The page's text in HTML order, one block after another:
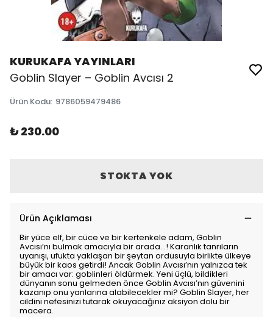
KURUKAFA YAYINLARI
Goblin Slayer – Goblin Avcısı 2
Ürün Kodu: 9786059479486
₺ 230.00
STOKTA YOK
Ürün Açıklaması
Bir yüce elf, bir cüce ve bir kertenkele adam, Goblin
Avcısı’nı bulmak amacıyla bir arada...! Karanlık tanrıların
uyanışı, ufukta yaklaşan bir şeytan ordusuyla birlikte ülkeye
büyük bir kaos getirdi! Ancak Goblin Avcısı’nın yalnızca tek
bir amacı var: goblinleri öldürmek. Yeni üçlü, bildikleri
dünyanın sonu gelmeden önce Goblin Avcısı’nın güvenini
kazanıp onu yanlarına alabilecekler mi? Goblin Slayer, her
cildini nefesinizi tutarak okuyacağınız aksiyon dolu bir
macera.